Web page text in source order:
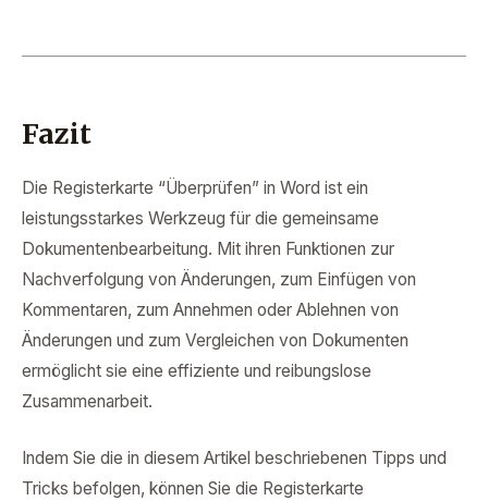
Fazit
Die Registerkarte “Überprüfen” in Word ist ein
leistungsstarkes Werkzeug für die gemeinsame
Dokumentenbearbeitung. Mit ihren Funktionen zur
Nachverfolgung von Änderungen, zum Einfügen von
Kommentaren, zum Annehmen oder Ablehnen von
Änderungen und zum Vergleichen von Dokumenten
ermöglicht sie eine effiziente und reibungslose
Zusammenarbeit.
Indem Sie die in diesem Artikel beschriebenen Tipps und
Tricks befolgen, können Sie die Registerkarte